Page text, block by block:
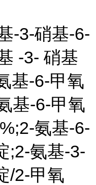
-3-硝基-6-
-3- 硝基
基-6-甲氧
基-6-甲氧
氨基-6-
;2-氨基-3-
/2-甲氧